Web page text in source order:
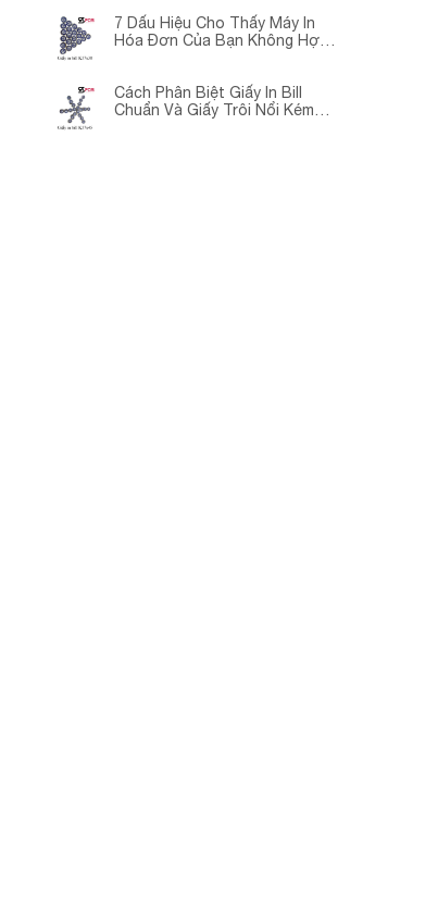
7 Dấu Hiệu Cho Thấy Máy In
Hóa Đơn Của Bạn Không Hợp
Cách Phân Biệt Giấy In Bill
Chuẩn Và Giấy Trôi Nổi Kém